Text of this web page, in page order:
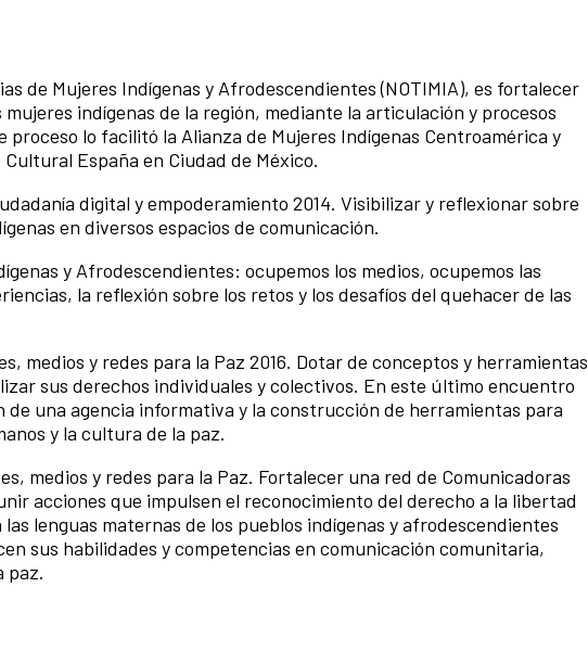
de Mujeres Indígenas y Afrodescendientes (NOTIMIA), es fortalecer
indígenas de la región, mediante la articulación y procesos
lo facilitó la Alianza de Mujeres Indígenas Centroamérica y
España en Ciudad de México.
digital y empoderamiento 2014. Visibilizar y reflexionar sobre
en diversos espacios de comunicación.
y Afrodescendientes: ocupemos los medios, ocupemos las
la reflexión sobre los retos y los desafíos del quehacer de las
medios y redes para la Paz 2016. Dotar de conceptos y herramientas
sus derechos individuales y colectivos. En este último encuentro
una agencia informativa y la construcción de herramientas para
y la cultura de la paz.
medios y redes para la Paz. Fortalecer una red de Comunicadoras
acciones que impulsen el reconocimiento del derecho a la libertad
lenguas maternas de los pueblos indígenas y afrodescendientes
sus habilidades y competencias en comunicación comunitaria,
paz.